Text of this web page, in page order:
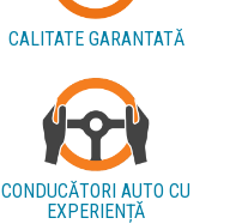
CALITATE GARANTATĂ
CONDUCĂTORI AUTO CU
EXPERIENȚĂ